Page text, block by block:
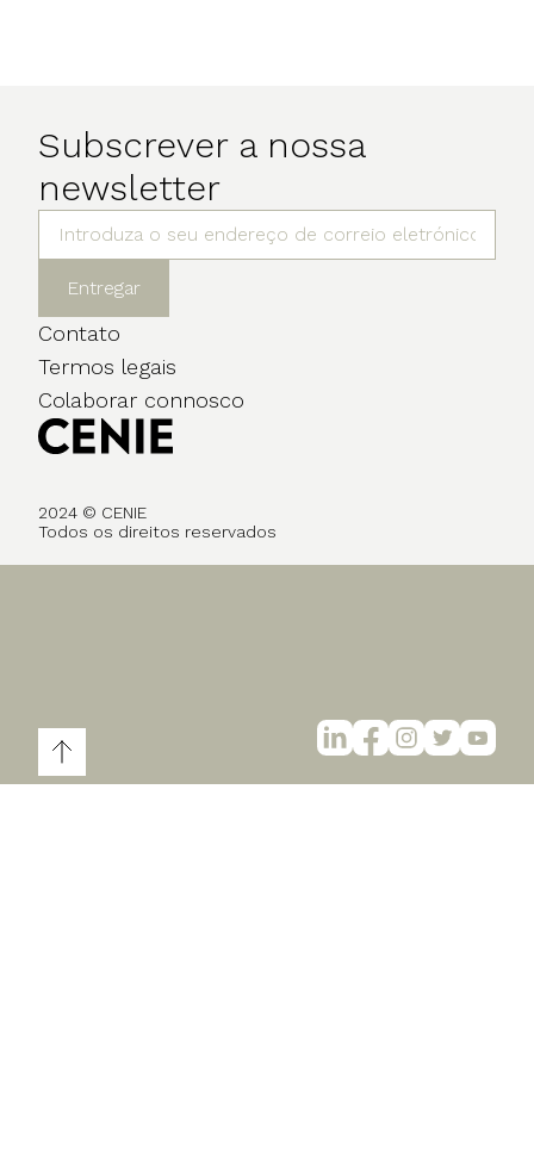
Subscrever a nossa
newsletter
Entregar
Contato
Termos legais
Colaborar connosco
2024 © CENIE
Todos os direitos reservados